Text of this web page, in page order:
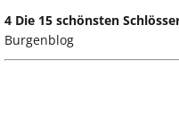
4 Die 15 schönsten
Burgenblog